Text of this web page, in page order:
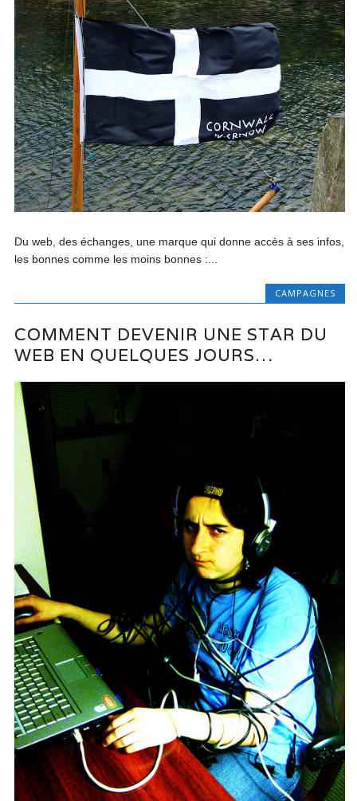
Du web, des échanges, une marque qui donne accès à ses infos,
les bonnes comme les moins bonnes :...
CAMPAGNES
COMMENT DEVENIR UNE STAR DU
WEB EN QUELQUES JOURS…